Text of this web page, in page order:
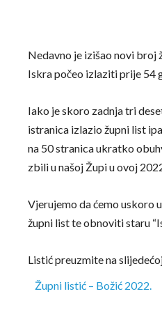
Nedavno je izišao novi broj
Iskra počeo izlaziti prije 54
Iako je skoro zadnja tri
istranica izlazio župni list
na 50 stranica ukratko
zbili u našoj Župi u ovoj
Vjerujemo da ćemo uskoro
župni list te obnoviti staru
Listić preuzmite na
Župni listić – Božić 2022.